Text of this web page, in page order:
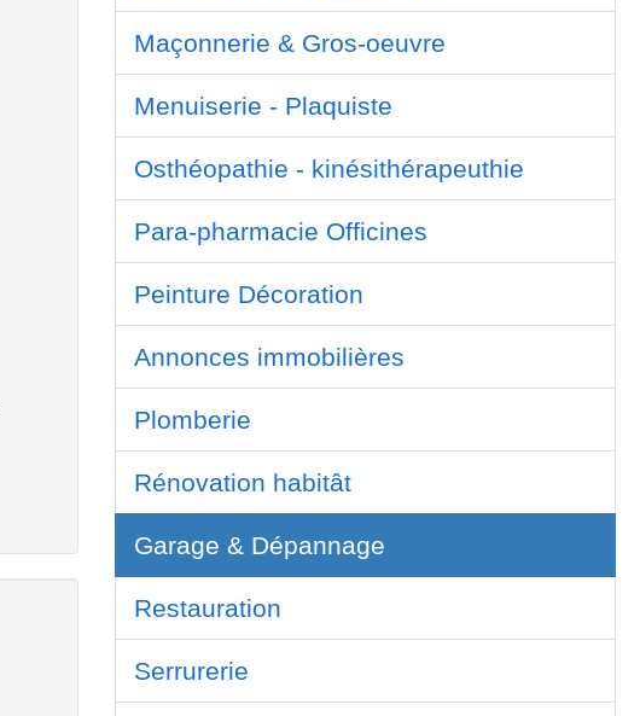
Maçonnerie & Gros-oeuvre
Menuiserie - Plaquiste
Osthéopathie - kinésithérapeuthie
Para-pharmacie Officines
Peinture Décoration
Annonces immobilières
Plomberie
Rénovation habitât
Garage & Dépannage
Restauration
Serrurerie